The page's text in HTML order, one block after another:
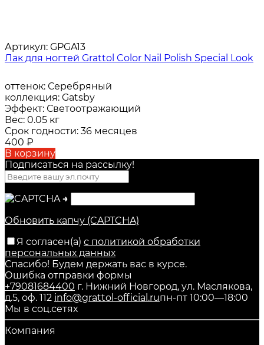
Артикул: GPGA13
Лак для ногтей Grattol Color Nail Polish Special Look
оттенок: Серебряный
коллекция: Gatsby
Эффект: Светоотражающий
Вес: 0.05 кг
Срок годности: 36 месяцев
400 ₽
В корзину
Подписаться на рассылкy!
→
Обновить капчу (CAPTCHA)
Я согласен(a) с политикой обработки
персональных данных
Спасибо! Будем держать вас в курсе.
Ошибка отправки формы
+79081684400 г. Нижний Новгород, ул. Маслякова,
д.5, оф. 112 info@grattol-official.ruпн-пт 10:00—18:00
Мы в соц.сетях
Компания